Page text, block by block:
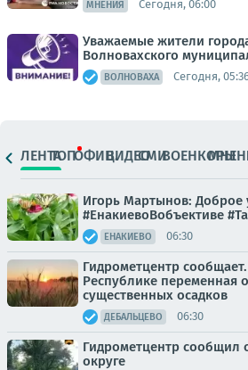
МНЕНИЯ Сегодня, 06:00
Уважаемые жители
Волновахского
ВОЛНОВАХА Сегодня,
ЛЕНТАТОПОФИЦ.ВИДЕОСМИВОЕНКОРЫ
Игорь Мартынов: Доброе
#ЕнакиевоВобъективе
ЕНАКИЕВО 06:30
Гидрометцентр сообщает.
Республике переменная
существенных осадков
ДЕБАЛЬЦЕВО 06:30
Гидрометцентр сообщил
округе